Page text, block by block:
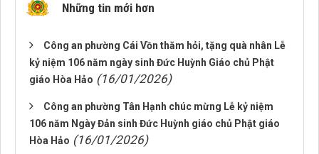
Những tin mới hơn
Công an phường Cái Vồn thăm hỏi, tặng quà nhân Lễ
kỷ niệm 106 năm ngày sinh Đức Huỳnh Giáo chủ Phật
giáo Hòa Hảo (16/01/2026)
Công an phường Tân Hạnh chúc mừng Lễ kỷ niệm
106 năm Ngày Đản sinh Đức Huỳnh giáo chủ Phật giáo
Hòa Hảo (16/01/2026)